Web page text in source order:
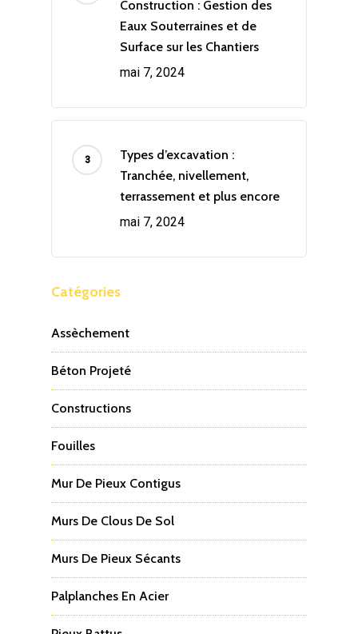
Construction : Gestion des
Eaux Souterraines et de
Surface sur les Chantiers
mai 7, 2024
Types d’excavation :
Tranchée, nivellement,
terrassement et plus encore
mai 7, 2024
Catégories
Assèchement
Béton Projeté
Constructions
Fouilles
Mur De Pieux Contigus
Murs De Clous De Sol
Murs De Pieux Sécants
Palplanches En Acier